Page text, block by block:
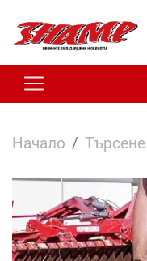
Начало Търсене